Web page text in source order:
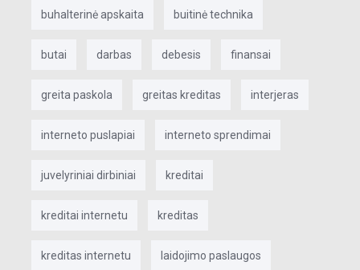
buhalterinė apskaita buitinė technika
butai darbas debesis finansai
greita paskola greitas kreditas interjeras
interneto puslapiai interneto sprendimai
juvelyriniai dirbiniai kreditai
kreditai internetu kreditas
kreditas internetu laidojimo paslaugos